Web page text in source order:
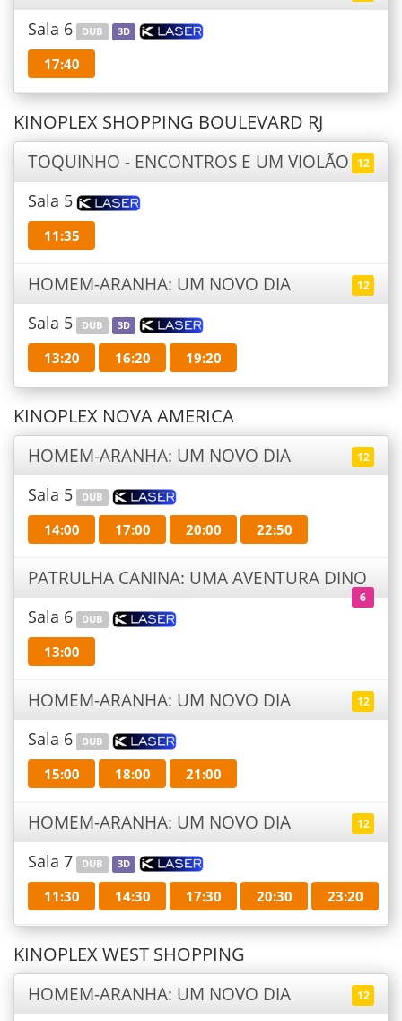
Sala 6 DUB 3D
17:40
KINOPLEX SHOPPING BOULEVARD RJ
TOQUINHO - ENCONTROS E UM VIOLÃO 12
Sala 5
11:35
HOMEM-ARANHA: UM NOVO DIA 12
Sala 5 DUB 3D
13:20 16:20 19:20
KINOPLEX NOVA AMERICA
HOMEM-ARANHA: UM NOVO DIA 12
Sala 5 DUB
14:00 17:00 20:00 22:50
PATRULHA CANINA: UMA AVENTURA DINO
6
Sala 6 DUB
13:00
HOMEM-ARANHA: UM NOVO DIA 12
Sala 6 DUB
15:00 18:00 21:00
HOMEM-ARANHA: UM NOVO DIA 12
Sala 7 DUB 3D
11:30 14:30 17:30 20:30 23:20
KINOPLEX WEST SHOPPING
HOMEM-ARANHA: UM NOVO DIA 12